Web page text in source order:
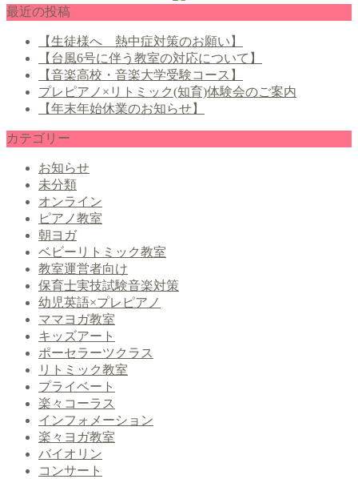
最近の投稿
【生徒様へ 熱中症対策のお願い】
【台風6号に伴う教室の対応について】
【音楽高校・音楽大学受験コース】
プレピアノ×リトミック(知育)体験会のご案内
【年末年始休業のお知らせ】
カテゴリー
お知らせ
未分類
オンライン
ピアノ教室
朝ヨガ
ベビーリトミック教室
教室運営者向け
保育士実技試験音楽対策
幼児英語×プレピアノ
ママヨガ教室
キッズアート
ポーセラーツクラス
リトミック教室
プライベート
楽々コーラス
インフォメーション
楽々ヨガ教室
バイオリン
コンサート